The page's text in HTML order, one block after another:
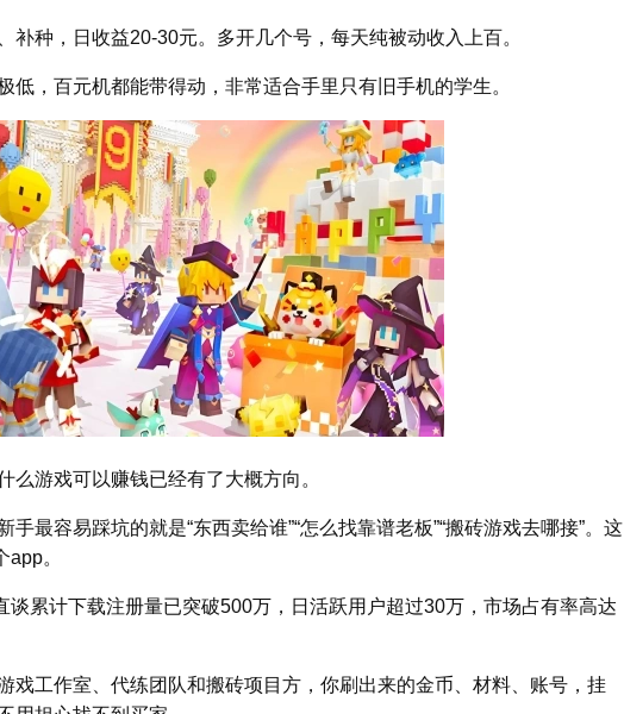
补种，日收益20-30元。多开几个号，每天纯被动收入上百。
低，百元机都能带得动，非常适合手里只有旧手机的学生。
么游戏可以赚钱已经有了大概方向。
最容易踩坑的就是“东西卖给谁”“怎么找靠谱老板”“搬砖游戏去哪接”。这
app。
谈累计下载注册量已突破500万，日活跃用户超过30万，市场占有率高达
戏工作室、代练团队和搬砖项目方，你刷出来的金币、材料、账号，挂